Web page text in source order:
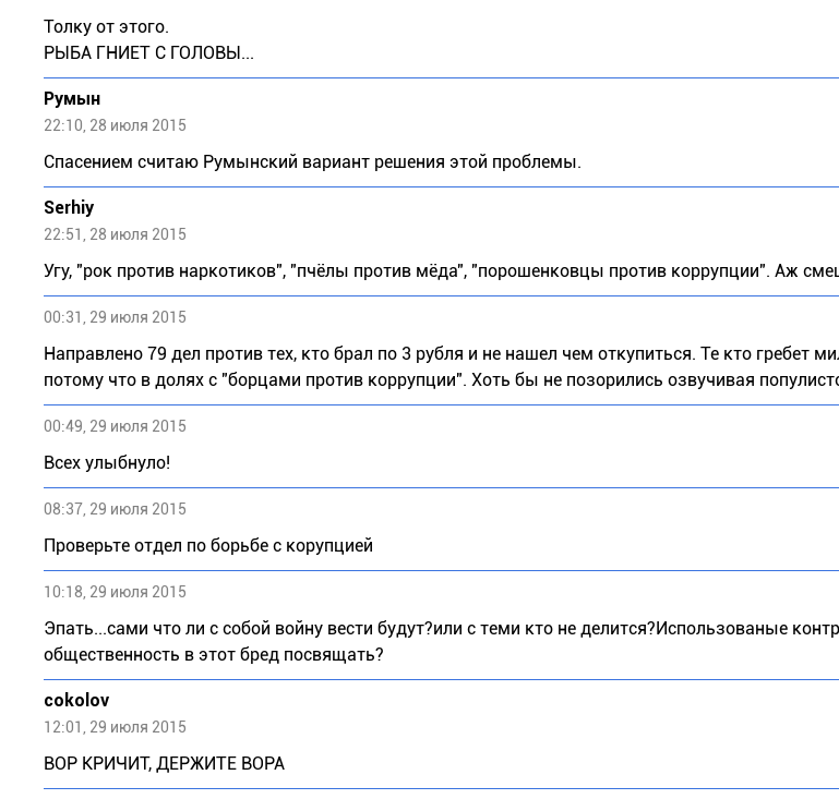
Толку от этого.
РЫБА ГНИЕТ С ГОЛОВЫ...
Румын
22:10, 28 июля 2015
Спасением считаю Румынский вариант решения этой проблемы.
Serhiy
22:51, 28 июля 2015
Угу, "рок против наркотиков", "пчёлы против мёда", "порошенковцы против коррупции". Аж
00:31, 29 июля 2015
Направлено 79 дел против тех, кто брал по 3 рубля и не нашел чем откупиться. Те кто гребет
потому что в долях с "борцами против коррупции". Хоть бы не позорились озвучивая
00:49, 29 июля 2015
Всех улыбнуло!
08:37, 29 июля 2015
Проверьте отдел по борьбе с корупцией
10:18, 29 июля 2015
Эпать...сами что ли с собой войну вести будут?или с теми кто не делится?Использованые
общественность в этот бред посвящать?
cokolov
12:01, 29 июля 2015
ВОР КРИЧИТ, ДЕРЖИТЕ ВОРА